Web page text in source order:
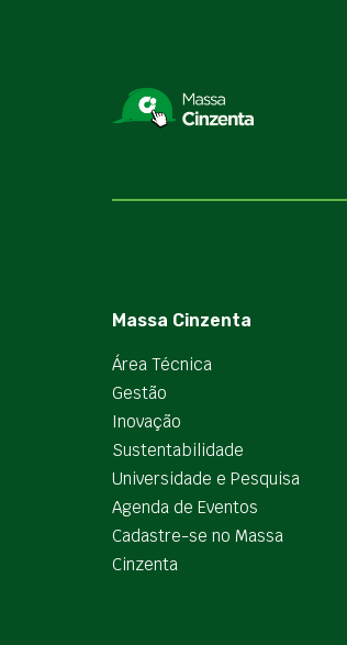
Massa Cinzenta
Área Técnica
Gestão
Inovação
Sustentabilidade
Universidade e Pesquisa
Agenda de Eventos
Cadastre-se no Massa
Cinzenta